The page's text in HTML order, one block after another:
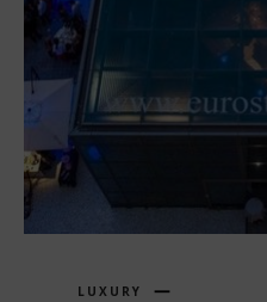
LUXURY